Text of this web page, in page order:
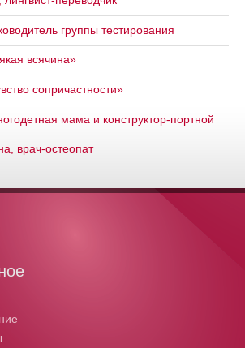
группы тестирования
всячина»
сопричастности»
мама и конструктор-портной
врач-остеопат